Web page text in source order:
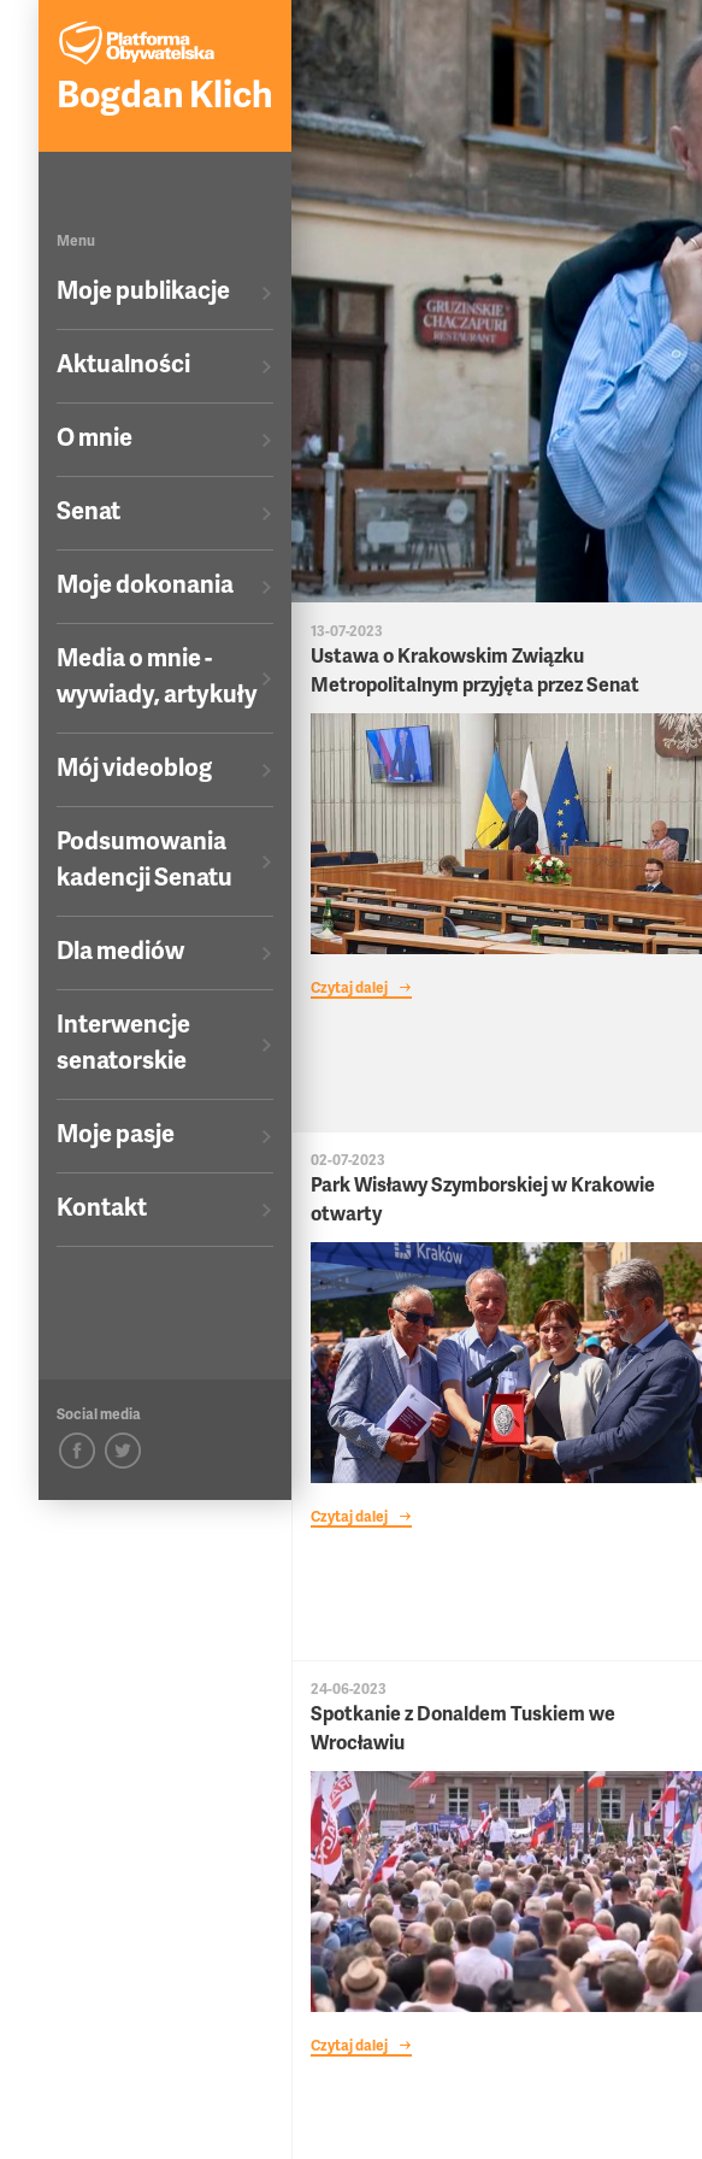
Bogdan Klich
Menu
Moje publikacje
Aktualności
O mnie
Senat
Moje dokonania
Media o mnie -
wywiady, artykuły
Mój videoblog
Podsumowania
kadencji Senatu
Dla mediów
Interwencje
senatorskie
Moje pasje
Kontakt
Social media
13-07-2023
Ustawa o Krakowskim Związku
Metropolitalnym przyjęta przez Senat
Czytaj dalej
02-07-2023
Park Wisławy Szymborskiej w Krakowie
otwarty
Czytaj dalej
24-06-2023
Spotkanie z Donaldem Tuskiem we
Wrocławiu
Czytaj dalej